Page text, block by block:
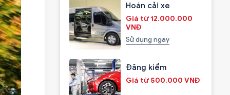
Hoán cải xe
Giá từ 12.000.000
VNĐ
Sử dụng ngay
Đăng kiểm
Giá từ 500.000 VNĐ